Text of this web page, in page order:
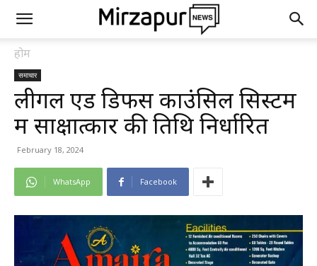
होम
समाचार
लीगल एड डिफेंस काउंसिल सिस्टम
में साक्षात्कार की तिथि निर्धारित
February 18, 2024
WhatsApp Facebook